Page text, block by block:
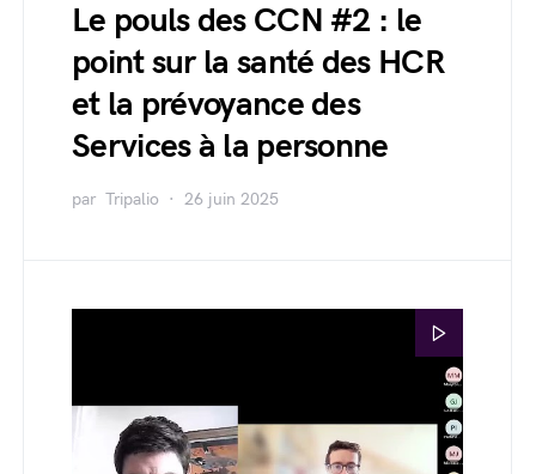
Le pouls des CCN #2 : le
point sur la santé des HCR
et la prévoyance des
Services à la personne
par Tripalio 26 juin 2025